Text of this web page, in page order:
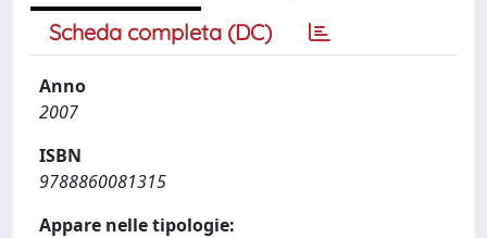
Scheda completa (DC)
Anno
2007
ISBN
9788860081315
Appare nelle tipologie: